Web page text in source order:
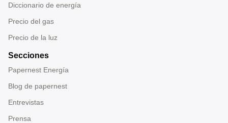
Diccionario de energía
Precio del gas
Precio de la luz
Secciones
Papernest Energía
Blog de papernest
Entrevistas
Prensa